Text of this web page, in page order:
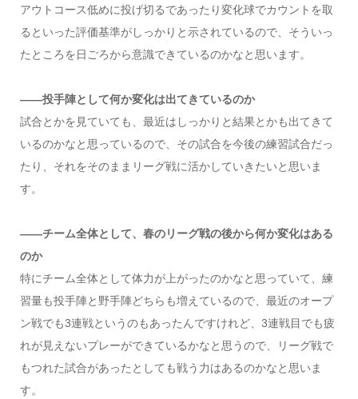
アウトコース低めに投げ切るであったり変化球でカウントを取
るといった評価基準がしっかりと示されているので、そういっ
たところを日ごろから意識できているのかなと思います。
――投手陣として何か変化は出てきているのか
試合とかを見ていても、最近はしっかりと結果とかも出てきて
いるのかなと思っているので、その試合を今後の練習試合だっ
たり、それをそのままリーグ戦に活かしていきたいと思いま
す。
――チーム全体として、春のリーグ戦の後から何か変化はある
のか
特にチーム全体として体力が上がったのかなと思っていて、練
習量も投手陣と野手陣どちらも増えているので、最近のオープ
ン戦でも3連戦というのもあったんですけれど、3連戦目でも疲
れが見えないプレーができているかなと思うので、リーグ戦で
もつれた試合があったとしても戦う力はあるのかなと思いま
す。